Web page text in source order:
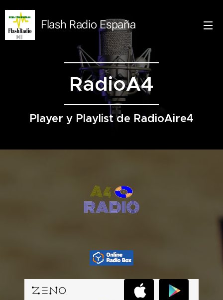
Flash Radio España
RadioA4
Player y Playlist de RadioAire4